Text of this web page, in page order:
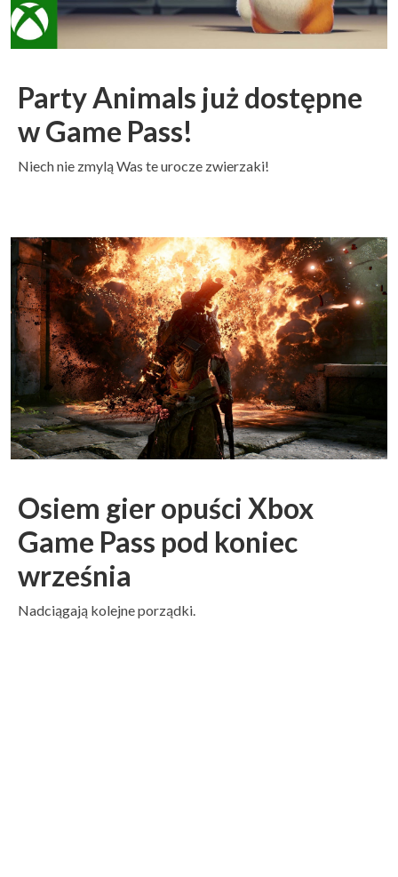
Party Animals już dostępne
w Game Pass!
Niech nie zmylą Was te urocze zwierzaki!
Osiem gier opuści Xbox
Game Pass pod koniec
września
Nadciągają kolejne porządki.